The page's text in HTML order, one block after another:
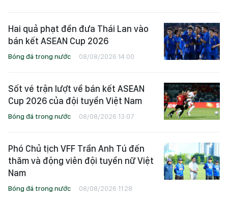
Hai quả phạt đền đưa Thái Lan vào
bán kết ASEAN Cup 2026
Bóng đá trong nước 08/08/2026 14:00
Sốt vé trận lượt về bán kết ASEAN
Cup 2026 của đội tuyển Việt Nam
Bóng đá trong nước 08/08/2026 13:07
Phó Chủ tịch VFF Trần Anh Tú đến
thăm và động viên đội tuyển nữ Việt
Nam
Bóng đá trong nước 08/08/2026 11:28